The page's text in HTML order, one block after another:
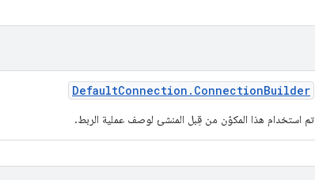
DefaultConnection . ConnectionBuilder
تم استخدام هذا المكوّن من قِبل المنشئ لوصف عملية الربط.